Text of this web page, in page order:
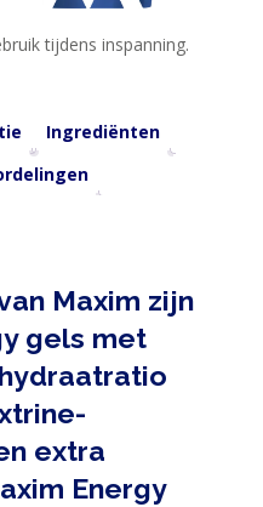
tijdens inspanning.
Ingrediënten
Maxim zijn
gels met
extra
Energy